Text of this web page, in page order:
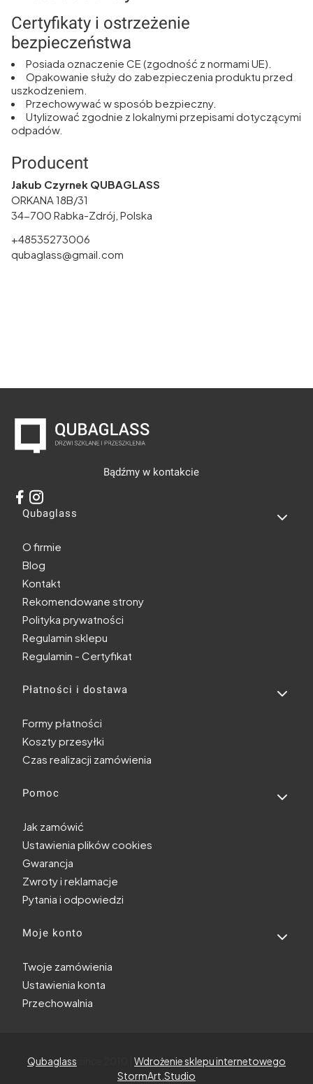
Certyfikaty i ostrzeżenie
bezpieczeństwa
Posiada oznaczenie CE (zgodność z normami UE).
Opakowanie służy do zabezpieczenia produktu przed
uszkodzeniem.
Przechowywać w sposób bezpieczny.
Utylizować zgodnie z lokalnymi przepisami dotyczącymi
odpadów.
Producent
Jakub Czyrnek QUBAGLASS
ORKANA 18B/31
34-700 Rabka-Zdrój, Polska
+48535273006
qubaglass@gmail.com
Bądźmy w kontakcie
Linki w stopce
Qubaglass
O firmie
Blog
Kontakt
Rekomendowane strony
Polityka prywatności
Regulamin sklepu
Regulamin - Certyfikat
Płatności i dostawa
Formy płatności
Koszty przesyłki
Czas realizacji zamówienia
Pomoc
Jak zamówić
Ustawienia plików cookies
Gwarancja
Zwroty i reklamacje
Pytania i odpowiedzi
Moje konto
Twoje zamówienia
Ustawienia konta
Przechowalnia
Qubaglass
Wdrożenie sklepu internetowego
StormArt.Studio